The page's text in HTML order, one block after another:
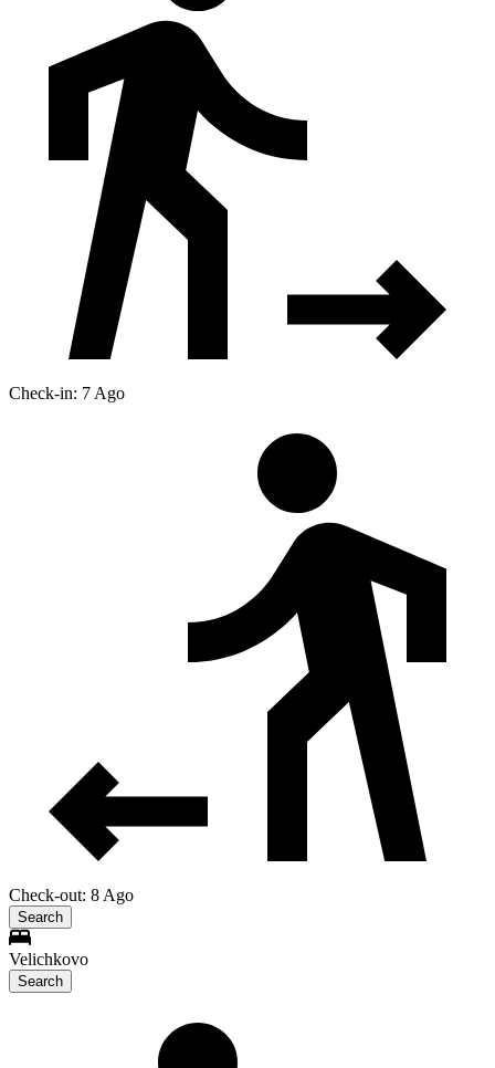
Check-in: 7 Ago
Check-out: 8 Ago
Search
Velichkovo
Search